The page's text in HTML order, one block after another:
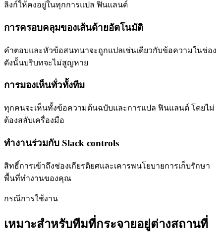
ลิงก์ให้คงอยู่ในทุกการแปล ฟินแลนด์
การครอบคลุมของเส้นด้ายอัตโนมัติ
คำตอบและหัวข้อสนทนาจะถูกแปลเช่นเดียวกับข้อความในช่อง
ดังนั้นบริบทจะไม่สูญหาย
การมองเห็นทั่วทั้งทีม
ทุกคนจะเห็นทั้งข้อความต้นฉบับและการแปล ฟินแลนด์ โดยไม่
ต้องสลับเครื่องมือ
ทำงานร่วมกับ Slack controls
สิทธิ์การเข้าถึงช่องเกียรติยศและเคารพนโยบายการเก็บรักษา
พื้นที่ทำงานของคุณ
กรณีการใช้งาน
เหมาะสำหรับทีมที่กระจายอยู่ต่างสถานที่